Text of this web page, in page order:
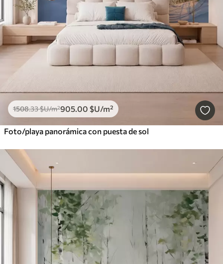
1508.33$U/m²905.00 $U/m²
Foto/playa panorámica con puesta de sol